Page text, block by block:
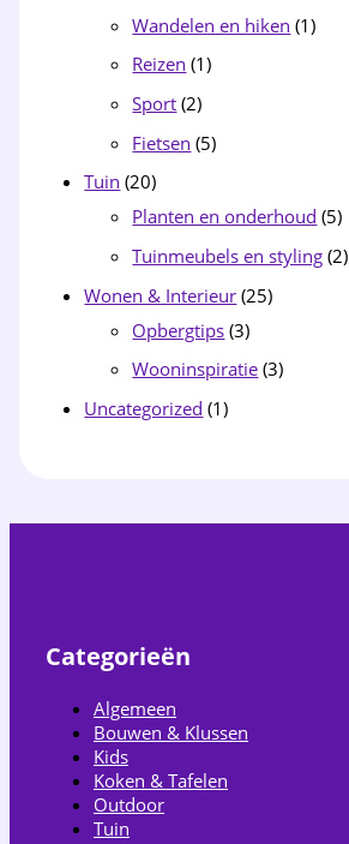
Wandelen en hiken (1)
Reizen (1)
Sport (2)
Fietsen (5)
Tuin (20)
Planten en onderhoud (5)
Tuinmeubels en styling (2)
Wonen & Interieur (25)
Opbergtips (3)
Wooninspiratie (3)
Uncategorized (1)
Categorieën
Algemeen
Bouwen & Klussen
Kids
Koken & Tafelen
Outdoor
Tuin